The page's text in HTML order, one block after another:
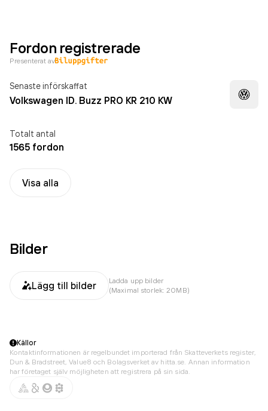
Fordon registrerade
Presenterat av
Senaste införskaffat
Volkswagen ID. Buzz PRO KR 210 KW
Totalt antal
1565 fordon
Visa alla
Bilder
Lägg till bilder
Ladda upp bilder
(Maximal storlek: 20MB)
Källor
Kontaktinformationen är regelbundet importerad från Skatteverkets register,
Dun & Bradstreet, Value8 och Bolagsverket av hitta.se. Annan information
har företaget själv möjligheten att registrera på sin sida.